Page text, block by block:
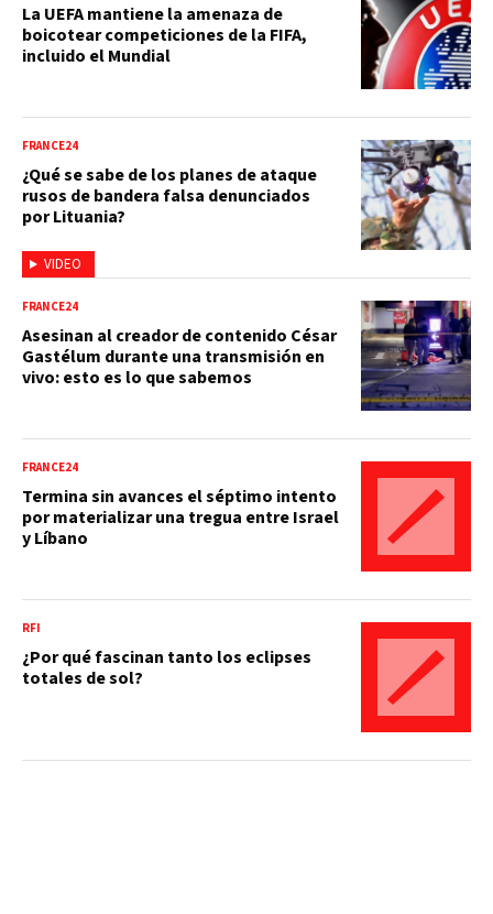
La UEFA mantiene la amenaza de
boicotear competiciones de la FIFA,
incluido el Mundial
VIDEO
FRANCE24
¿Qué se sabe de los planes de ataque
rusos de bandera falsa denunciados
por Lituania?
FRANCE24
Asesinan al creador de contenido César
Gastélum durante una transmisión en
vivo: esto es lo que sabemos
FRANCE24
Termina sin avances el séptimo intento
por materializar una tregua entre Israel
y Líbano
RFI
¿Por qué fascinan tanto los eclipses
totales de sol?